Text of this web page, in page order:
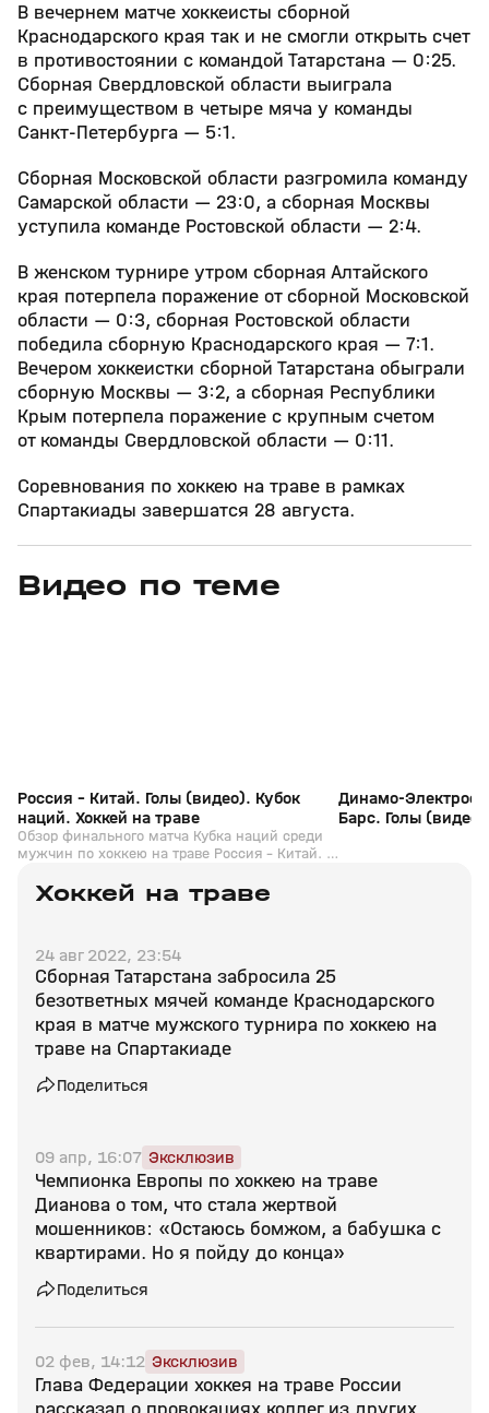
В вечернем матче хоккеисты сборной
Краснодарского края так и не смогли открыть счет
в противостоянии с командой Татарстана — 0:25.
Сборная Свердловской области выиграла
с преимуществом в четыре мяча у команды
Санкт‑Петербурга — 5:1.
Сборная Московской области разгромила команду
Самарской области — 23:0, а сборная Москвы
уступила команде Ростовской области — 2:4.
В женском турнире утром сборная Алтайского
края потерпела поражение от сборной Московской
области — 0:3, сборная Ростовской области
победила сборную Краснодарского края — 7:1.
Вечером хоккеистки сборной Татарстана обыграли
сборную Москвы — 3:2, а сборная Республики
Крым потерпела поражение с крупным счетом
от команды Свердловской области — 0:11.
Соревнования по хоккею на траве в рамках
Спартакиады завершатся 28 августа.
Видео по теме
03 сент 2023, 17:43
Россия - Китай. Голы (видео). Кубок
наций. Хоккей на траве
Обзор финального матча Кубка наций среди
мужчин по хоккею на траве Россия - Китай. 3
Динамо-
Барс. Голы
Хоккей на траве
24 авг 2022, 23:54
Сборная Татарстана забросила 25
безответных мячей команде Краснодарского
края в матче мужского турнира по хоккею на
траве на Спартакиаде
Поделиться
09 апр, 16:07 Эксклюзив
Чемпионка Европы по хоккею на траве
Дианова о том, что стала жертвой
мошенников: «Остаюсь бомжом, а бабушка с
квартирами. Но я пойду до конца»
Поделиться
02 фев, 14:12 Эксклюзив
Глава Федерации хоккея на траве России